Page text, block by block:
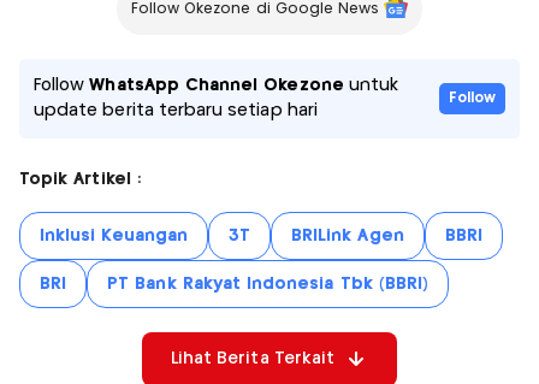
Follow Okezone di Google News
FollowWhatsApp Channel Okezone untuk
update berita terbaru setiap hari
Follow
Topik Artikel :
Inklusi Keuangan 3T BRILink Agen BBRI
BRI PT Bank Rakyat Indonesia Tbk (BBRI)
Lihat Berita Terkait